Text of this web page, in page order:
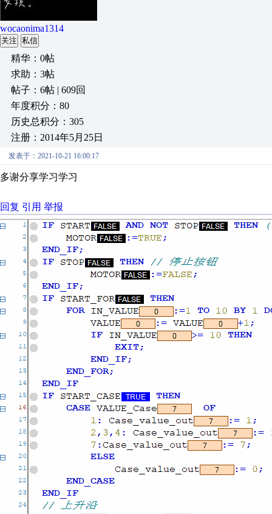
wocaonima1314
关注 私信
精华：0帖
求助：3帖
帖子：6帖 | 609回
年度积分：80
历史总积分：305
注册：2014年5月25日
发表于：2021-10-21 16:00:17
多谢分享学习学习
回复 引用 举报